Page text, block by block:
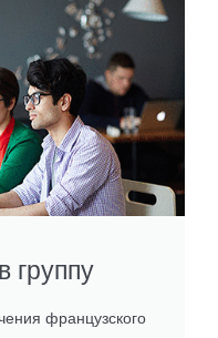
группу
французского